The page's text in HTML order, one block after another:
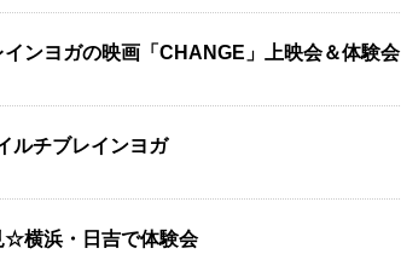
ンヨガの映画「CHANGE」上映会＆体験会
ルチブレインヨガ
☆横浜・日吉で体験会